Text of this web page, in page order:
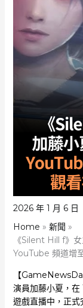
2026 年 1 月 6 日
Home
新聞
《Silent Hill f》
YouTube 頻道增
【
演員加藤小夏，在
遊戲直播中，正